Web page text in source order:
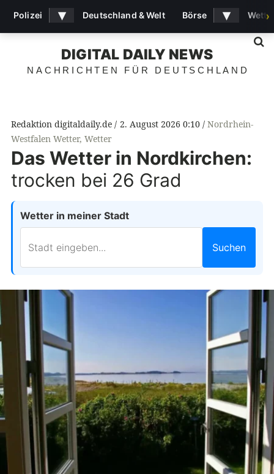
DIGITAL DAILY NEWS
NACHRICHTEN FÜR DEUTSCHLAND
Redaktion digitaldaily.de 2. August 2026 0:10
Nordrhein-
Westfalen Wetter, Wetter
Das Wetter in Nordkirchen:
trocken bei 26 Grad
Wetter in meiner Stadt
Suchen
Polizei ▾ Deutschland & Welt Börse ▾ ›